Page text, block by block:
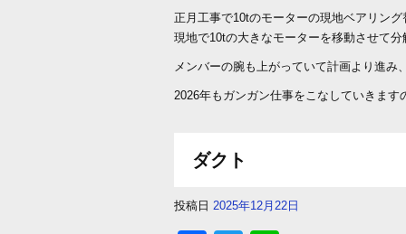
e
b
o
o
er
正月工事で10tのモーターの現地ベアリング
現地で10tの大きなモーターを移動させて
メンバーの腕も上がっていて計画より進み
2026年もガンガン仕事をこなしていきます
ダクト
投稿日 2025年12月22日